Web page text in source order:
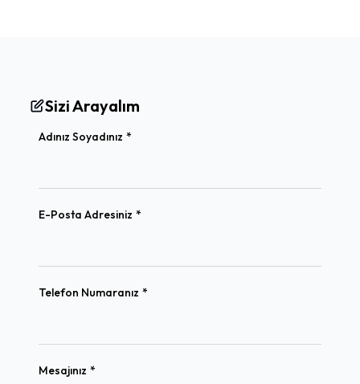
Sizi Arayalım
Adınız Soyadınız *
E-Posta Adresiniz *
Telefon Numaranız *
Mesajınız *